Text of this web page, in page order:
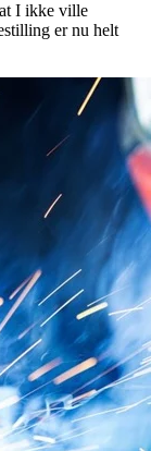
I ikke ville
er nu helt